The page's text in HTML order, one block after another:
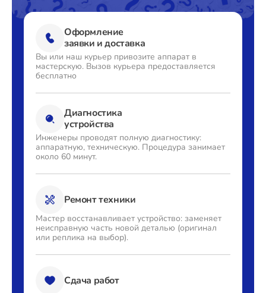
Оформление
заявки и доставка
Вы или наш курьер привозите аппарат в
мастерскую. Вызов курьера предоставляется
бесплатно
Диагностика
устройства
Инженеры проводят полную диагностику:
аппаратную, техническую. Процедура занимает
около 60 минут.
Ремонт техники
Мастер восстанавливает устройство: заменяет
неисправную часть новой деталью (оригинал
или реплика на выбор).
Сдача работ